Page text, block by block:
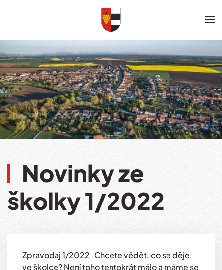
Novinky ze
školky 1/2022
Zpravodaj 1/2022 Chcete vědět, co se děje
ve školce? Není toho tentokrát málo a máme se